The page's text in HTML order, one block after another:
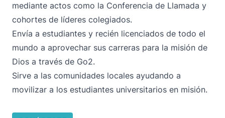
mediante actos como la Conferencia de Llamada y
cohortes de líderes colegiados.
Envía a estudiantes y recién licenciados de todo el
mundo a aprovechar sus carreras para la misión de
Dios a través de Go2.
Sirve a las comunidades locales ayudando a
movilizar a los estudiantes universitarios en misión.